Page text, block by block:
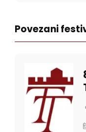
Povezani